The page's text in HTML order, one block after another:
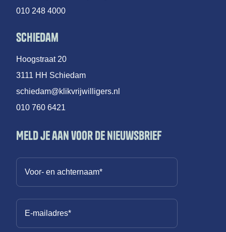
010 248 4000
Schiedam
Hoogstraat 20
3111 HH Schiedam
schiedam@klikvrijwilligers.nl
010 760 6421
Meld je aan voor de nieuwsbrief